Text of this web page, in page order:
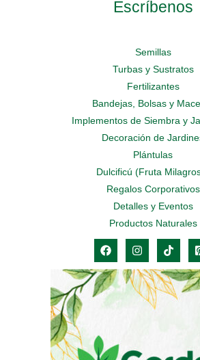
Escríbenos
Semillas
Turbas y Sustratos
Fertilizantes
Bandejas, Bolsas y
Implementos de Siembra y
Decoración de
Plántulas
Dulcificú (Fruta
Regalos Corporativos
Detalles y Eventos
Productos Naturales